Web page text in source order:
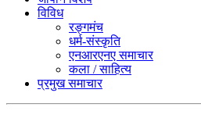
विविध
रङ्गमंच
धर्म-संस्कृति
एनआरएनए समाचार
कला / साहित्य
प्रमुख समाचार